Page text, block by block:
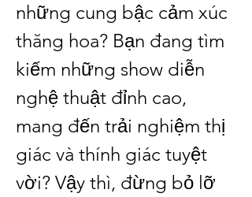
những cung bậc cảm xúc
thăng hoa? Bạn đang tìm
kiếm những show diễn
nghệ thuật đỉnh cao,
mang đến trải nghiệm thị
giác và thính giác tuyệt
vời? Vậy thì, đừng bỏ lỡ